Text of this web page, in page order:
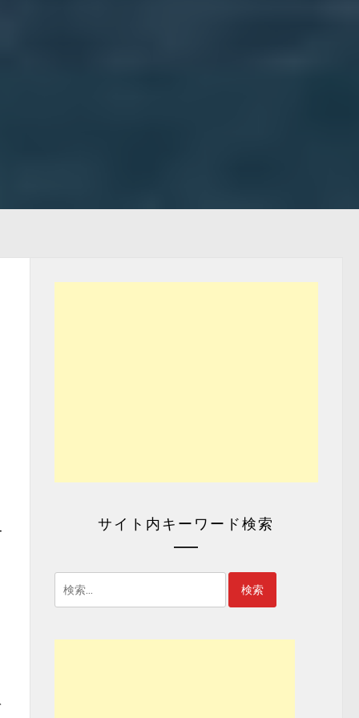
サイト内キーワード検索
検
索: